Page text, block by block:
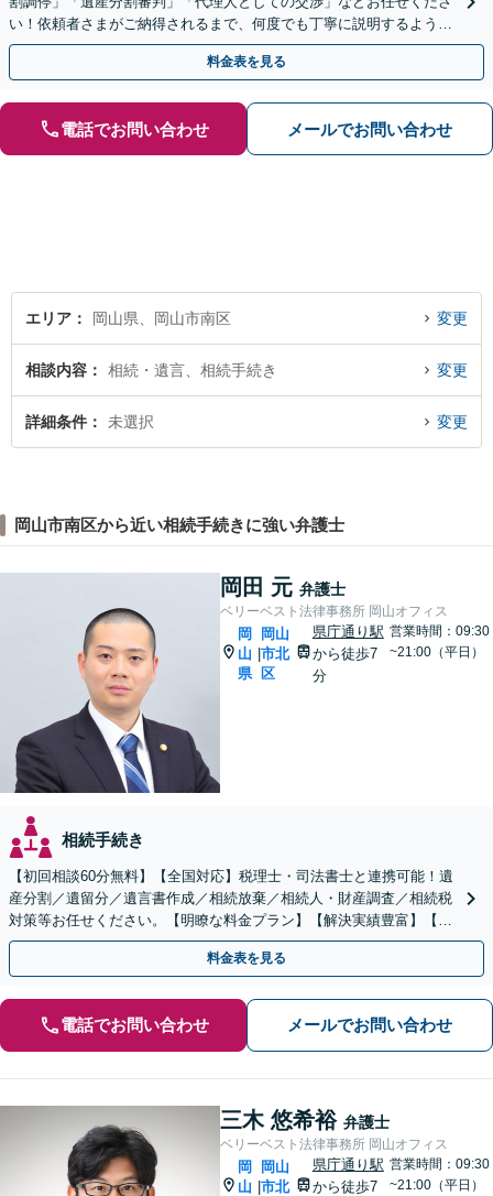
い！依頼者さまがご納得されるまで、何度でも丁寧に説明するよう心
掛けています【土日祝／夜間対応可】【当日／電話相談可】
料金表を見る
電話でお問い合わせ メールでお問い合わせ
エリア 岡山県、岡山市南区 変更
相談内容 相続・遺言、相続手続き 変更
詳細条件 未選択 変更
岡山市南区から近い相続手続きに強い弁護士
岡田 元 弁護士
ベリーベスト法律事務所 岡山オフィス
岡
山
県
|
岡山
市北
区
県庁通り駅
から徒歩7
分
営業時間：09:30
~21:00（平日）
相続手続き
【初回相談60分無料】【全国対応】税理士・司法書士と連携可能！遺
産分割／遺留分／遺言書作成／相続放棄／相続人・財産調査／相続税
対策等お任せください。【明瞭な料金プラン】【解決実績豊富】【電
話相談可】
料金表を見る
電話でお問い合わせ メールでお問い合わせ
三木 悠希裕 弁護士
ベリーベスト法律事務所 岡山オフィス
岡
山 |
岡山
市北
県庁通り駅
から徒歩7
営業時間：09:30
~21:00（平日）